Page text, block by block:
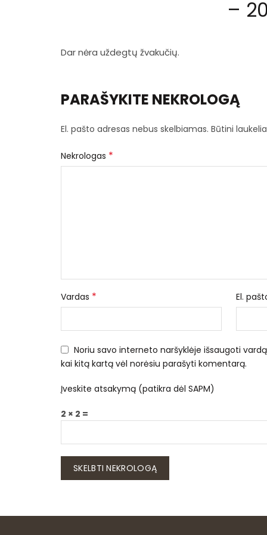
–
Dar nėra uždegtų žvakučių.
PARAŠYKITE NEKROLOGĄ
El. pašto adresas nebus skelbiamas. Būtini
Nekrologas *
Vardas * El.
Noriu savo interneto naršyklėje išsaugoti
kai kitą kartą vėl norėsiu parašyti komentarą.
Įveskite atsakymą (patikra dėl SAPM)
2 × 2 =